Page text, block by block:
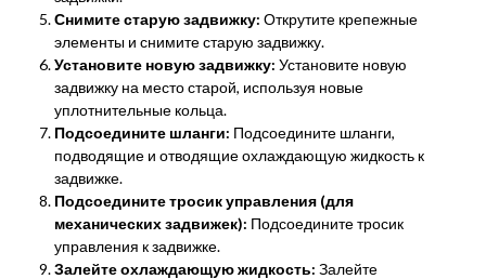
Снимите старую задвижку: Открутите крепежные
элементы и снимите старую задвижку.
Установите новую задвижку: Установите новую
задвижку на место старой, используя новые
уплотнительные кольца.
Подсоедините шланги: Подсоедините шланги,
подводящие и отводящие охлаждающую жидкость к
задвижке.
Подсоедините тросик управления (для
механических задвижек): Подсоедините тросик
управления к задвижке.
Залейте охлаждающую жидкость: Залейте